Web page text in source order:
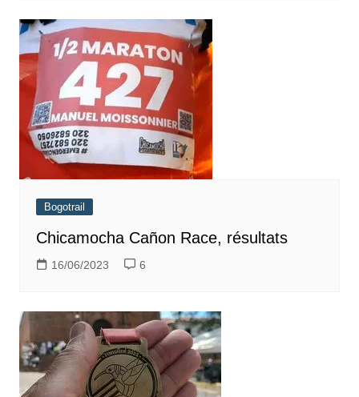
Bogotrail
Chicamocha Cañon Race, résultats
16/06/2023 6